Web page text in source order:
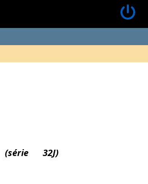
32J)